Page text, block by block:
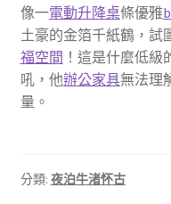
像一電動升降桌條優雅
土豪的金箔千紙鶴，試
福空間 ！這是什麼低
吼，他辦公家具無法理
量。
分類: 夜泊牛渚怀古